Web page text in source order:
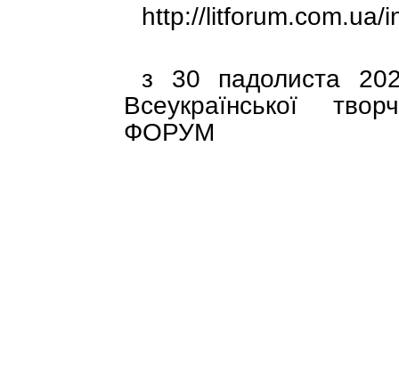
http://litforum.com.ua/
з 30 падолиста
Всеукраїнської
ФОРУМ